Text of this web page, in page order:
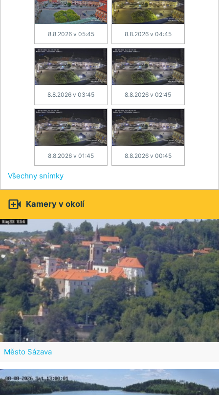
8.8.2026 v 05:45 8.8.2026 v 04:45
8.8.2026 v 03:45 8.8.2026 v 02:45
8.8.2026 v 01:45 8.8.2026 v 00:45
Všechny snímky
 Kamery v okolí
Město Sázava